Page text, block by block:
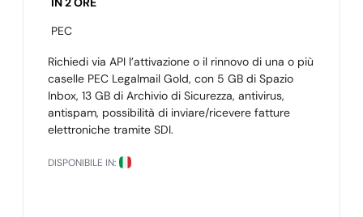
PEC
Richiedi via API l’attivazione o il rinnovo di una o più
caselle PEC Legalmail Gold, con 5 GB di Spazio
Inbox, 13 GB di Archivio di Sicurezza, antivirus,
antispam, possibilità di inviare/ricevere fatture
elettroniche tramite SDI.
DISPONIBILE IN: